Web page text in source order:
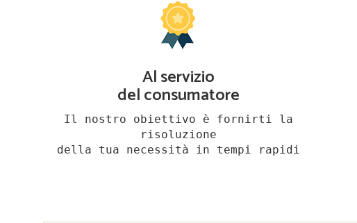
Al servizio
del consumatore
Il nostro obiettivo è fornirti la
risoluzione
della tua necessità in tempi rapidi